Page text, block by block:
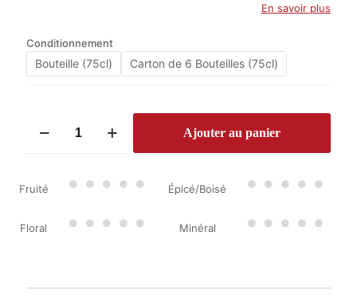
En savoir plus
Conditionnement
Bouteille (75cl) Carton de 6 Bouteilles (75cl)
Bégude
2020
Ajouter au panier
Fruité Épicé/Boisé
Floral Minéral